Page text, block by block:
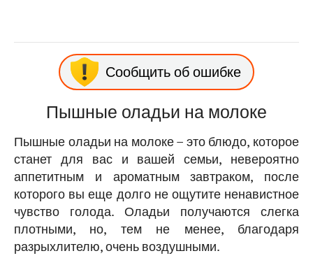
Сообщить об ошибке
Пышные оладьи на молоке
Пышные оладьи на молоке – это блюдо, которое
станет для вас и вашей семьи, невероятно
аппетитным и ароматным завтраком, после
которого вы еще долго не ощутите ненавистное
чувство голода. Оладьи получаются слегка
плотными, но, тем не менее, благодаря
разрыхлителю, очень воздушными.